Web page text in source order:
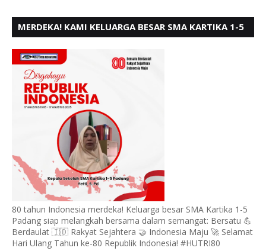
MERDEKA! KAMI KELUARGA BESAR SMA KARTIKA 1-5
BERSATU BERD
80 tahun Indonesia merdeka! Keluarga besar SMA Kartika 1-5
Padang siap melangkah bersama dalam semangat: Bersatu 💪
Berdaulat 🇮🇩 Rakyat Sejahtera 🤝 Indonesia Maju 🚀 Selamat
Hari Ulang Tahun ke-80 Republik Indonesia! #HUTRI80